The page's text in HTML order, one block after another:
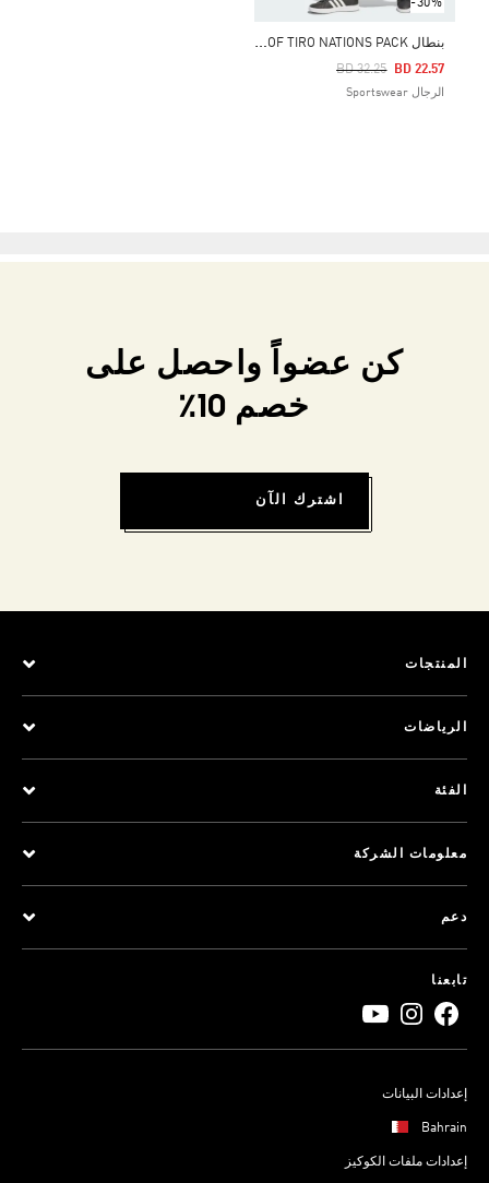
-30%
ب
نطال HOUSE OF TIRO NATIONS PACK
Price Reduced From
BD 32.25
To BD 22.57
الرجال Sportswear
كن عضواً واحصل على
خصم 10٪
اشترك الآن
المنتجات
الرياضات
الفئة
معلومات الشركة
دعم
تابعنا
إعدادات البيانات
Bahrain
إعدادات ملفات الكوكيز